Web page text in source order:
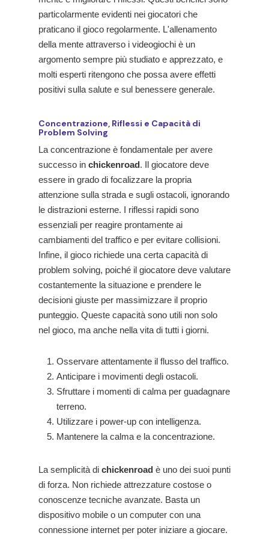
particolarmente evidenti nei giocatori che
praticano il gioco regolarmente. L'allenamento
della mente attraverso i videogiochi è un
argomento sempre più studiato e apprezzato, e
molti esperti ritengono che possa avere effetti
positivi sulla salute e sul benessere generale.
Concentrazione, Riflessi e Capacità di
Problem Solving
La concentrazione è fondamentale per avere
successo in chickenroad. Il giocatore deve
essere in grado di focalizzare la propria
attenzione sulla strada e sugli ostacoli, ignorando
le distrazioni esterne. I riflessi rapidi sono
essenziali per reagire prontamente ai
cambiamenti del traffico e per evitare collisioni.
Infine, il gioco richiede una certa capacità di
problem solving, poiché il giocatore deve valutare
costantemente la situazione e prendere le
decisioni giuste per massimizzare il proprio
punteggio. Queste capacità sono utili non solo
nel gioco, ma anche nella vita di tutti i giorni.
Osservare attentamente il flusso del traffico.
Anticipare i movimenti degli ostacoli.
Sfruttare i momenti di calma per guadagnare
terreno.
Utilizzare i power-up con intelligenza.
Mantenere la calma e la concentrazione.
La semplicità di chickenroad è uno dei suoi punti
di forza. Non richiede attrezzature costose o
conoscenze tecniche avanzate. Basta un
dispositivo mobile o un computer con una
connessione internet per poter iniziare a giocare.